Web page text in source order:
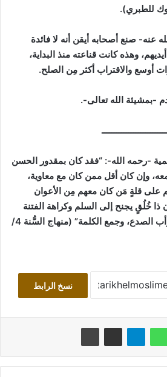
للطبري).
صنع أصحابه أيقن أنه لا فائدة
وهذه كانت قناعته منذ البداية،
أوسع والاقتراب أكثر مِن الصلح.
-بمشيئة الله تعالى-.
-رحمه الله-: “فقد كان بمقدور الحسن
وإن كان أقل ممن كان مع معاوية،
على قلةٍ مَن كان معهم مِن الأعوان
ذا خُلُقٍ يجنح إلى السلم وكراهة الفتنة
الصدع، وجمع الكلمة”
(منهاج السُّنة 4/
نسخ الرابط